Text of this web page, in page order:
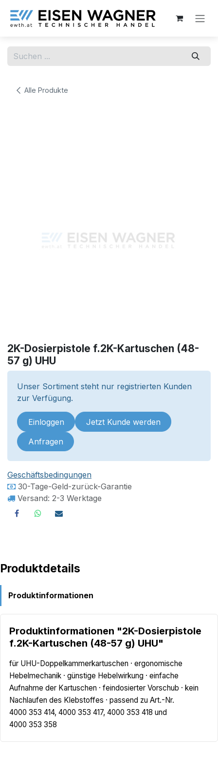
Alle Produkte
2K-Dosierpistole f.2K-Kartuschen (48-
57 g) UHU
Unser Sortiment steht nur registrierten Kunden
zur Verfügung.
Einloggen Jetzt Kunde werden
Anfragen
Geschäftsbedingungen
30-Tage-Geld-zurück-Garantie
Versand: 2-3 Werktage
Produktdetails
Produktinformationen
Produktinformationen "2K-Dosierpistole
f.2K-Kartuschen (48-57 g) UHU"
für UHU-Doppelkammerkartuschen · ergonomische
Hebelmechanik · günstige Hebelwirkung · einfache
Aufnahme der Kartuschen · feindosierter Vorschub · kein
Nachlaufen des Klebstoffes · passend zu Art.-Nr.
4000 353 414, 4000 353 417, 4000 353 418 und
4000 353 358